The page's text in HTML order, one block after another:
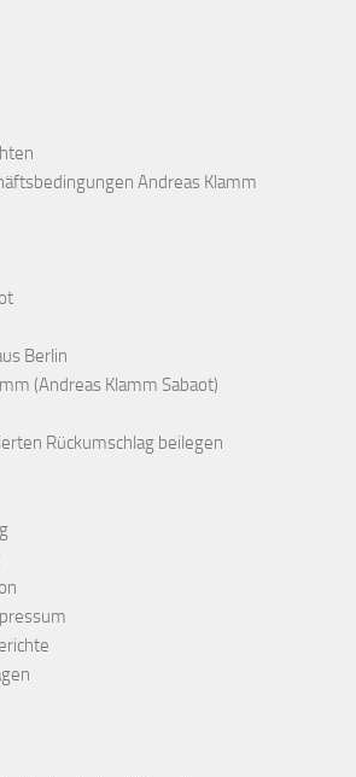
Andreas Klamm
Berlin
(Andreas Klamm Sabaot)
Rückumschlag beilegen